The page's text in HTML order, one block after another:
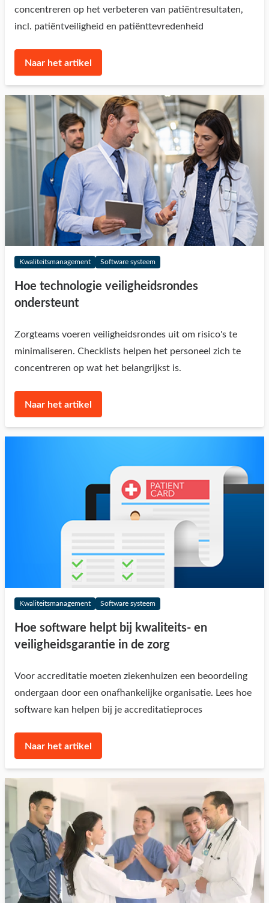
concentreren op het verbeteren van patiëntresultaten,
incl. patiëntveiligheid en patiënttevredenheid
Naar het artikel
Kwaliteitsmanagement Software systeem
Hoe technologie veiligheidsrondes
ondersteunt
Zorgteams voeren veiligheidsrondes uit om risico's te
minimaliseren. Checklists helpen het personeel zich te
concentreren op wat het belangrijkst is.
Naar het artikel
Kwaliteitsmanagement Software systeem
Hoe software helpt bij kwaliteits- en
veiligheidsgarantie in de zorg
Voor accreditatie moeten ziekenhuizen een beoordeling
ondergaan door een onafhankelijke organisatie. Lees hoe
software kan helpen bij je accreditatieproces
Naar het artikel